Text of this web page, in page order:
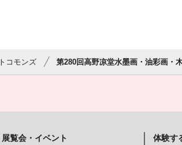
コモンズ 第280回高野凉堂水墨画・油彩画・
展覧会・イベント 体験す